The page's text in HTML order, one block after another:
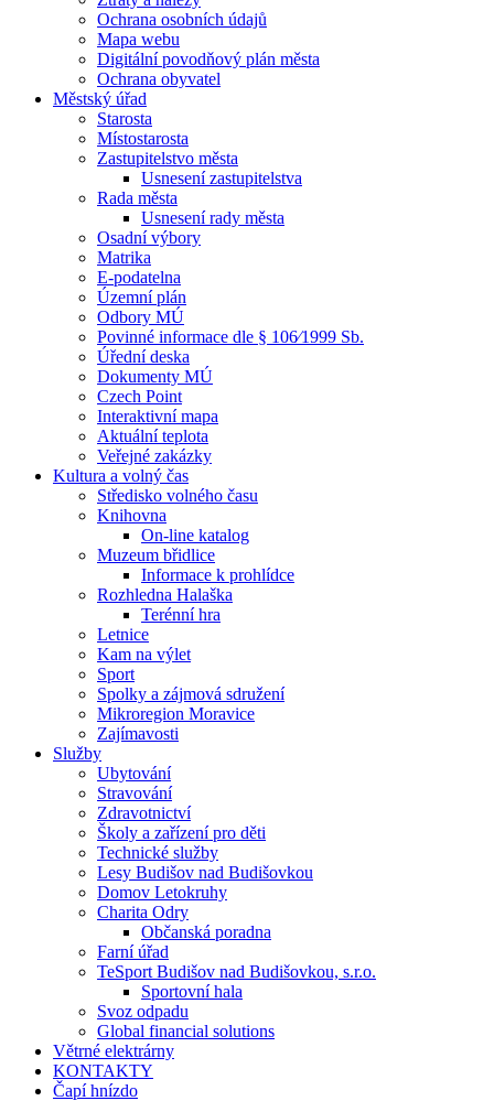
Ochrana osobních údajů
Mapa webu
Digitální povodňový plán města
Ochrana obyvatel
Městský úřad
Starosta
Místostarosta
Zastupitelstvo města
Usnesení zastupitelstva
Rada města
Usnesení rady města
Osadní výbory
Matrika
E-podatelna
Územní plán
Odbory MÚ
Povinné informace dle § 106⁄1999 Sb.
Úřední deska
Dokumenty MÚ
Czech Point
Interaktivní mapa
Aktuální teplota
Veřejné zakázky
Kultura a volný čas
Středisko volného času
Knihovna
On-line katalog
Muzeum břidlice
Informace k prohlídce
Rozhledna Halaška
Terénní hra
Letnice
Kam na výlet
Sport
Spolky a zájmová sdružení
Mikroregion Moravice
Zajímavosti
Služby
Ubytování
Stravování
Zdravotnictví
Školy a zařízení pro děti
Technické služby
Lesy Budišov nad Budišovkou
Domov Letokruhy
Charita Odry
Občanská poradna
Farní úřad
TeSport Budišov nad Budišovkou, s.r.o.
Sportovní hala
Svoz odpadu
Global financial solutions
Větrné elektrárny
KONTAKTY
Čapí hnízdo